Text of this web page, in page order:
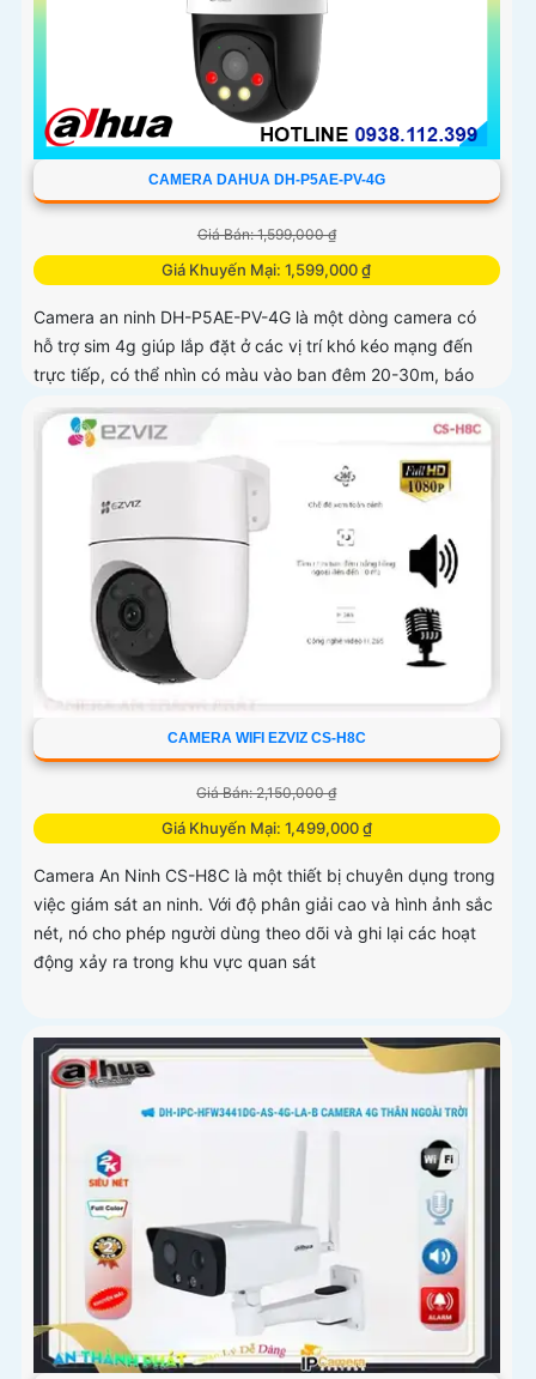
CAMERA DAHUA DH-P5AE-PV-4G
Giá Bán: 1,599,000 ₫
Giá Khuyến Mại: 1,599,000 ₫
Camera an ninh DH-P5AE-PV-4G là một dòng camera có
hỗ trợ sim 4g giúp lắp đặt ở các vị trí khó kéo mạng đến
trực tiếp, có thể nhìn có màu vào ban đêm 20-30m, báo
động còi hú và đèn chớp tại chỗ, tích hợp khả năng quay
xoay 360 độ ấn tượng, chống nước IP 66
CAMERA WIFI EZVIZ CS-H8C
Giá Bán: 2,150,000 ₫
Giá Khuyến Mại: 1,499,000 ₫
Camera An Ninh CS-H8C là một thiết bị chuyên dụng trong
việc giám sát an ninh. Với độ phân giải cao và hình ảnh sắc
nét, nó cho phép người dùng theo dõi và ghi lại các hoạt
động xảy ra trong khu vực quan sát